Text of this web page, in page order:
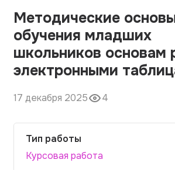
О компании
Наши гарантии
Порядок оплаты
Контакты
Методические
обучения младших
школьников основам
электронными
17 декабря 2025 4
Тип работы
Курсовая работа